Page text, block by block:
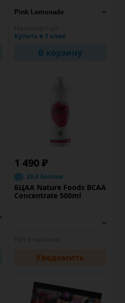
Купить в 1 клик
В корзину
1 490 ₽
29.8 баллов
БЦАА Nature Foods BCAA
Concentrate 500ml
Уведомить